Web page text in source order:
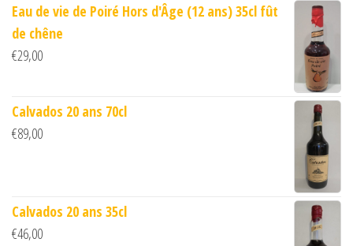
Eau de vie de Poiré Hors d'Âge (12 ans) 35cl fût
de chêne
€29,00
Calvados 20 ans 70cl
€89,00
Calvados 20 ans 35cl
€46,00